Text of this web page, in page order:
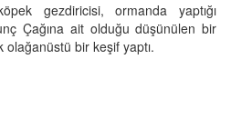
gezdiricisi, ormanda yaptığı
Çağına ait olduğu düşünülen bir
olağanüstü bir keşif yaptı.